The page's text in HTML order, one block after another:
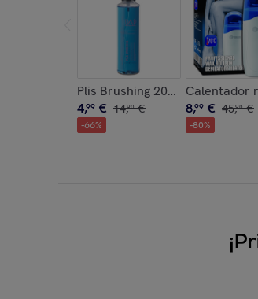
Plis Brushing 200 Ml.
4,99 € 14,90 €
-66%
Calentador
8,99 € 45,90 €
-80%